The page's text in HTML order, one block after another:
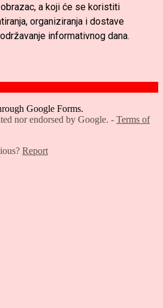
a koji će se koristiti
organiziranja i dostave
informativnog dana.
Google Forms.
nor endorsed by Google. - Terms of
Report